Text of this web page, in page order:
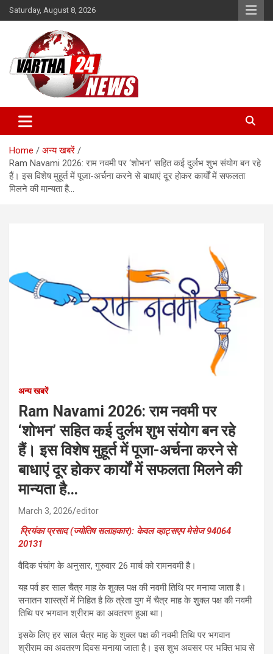
Skip
to
Saturday, August 8, 2026
Vartha 24
Home
अन्य खबरें
Ram Navami 2026: राम नवमी पर ‘शोभन’ सहित कई दुर्लभ शुभ संयोग बन रहे
हैं। इस विशेष मुहूर्त में पूजा-अर्चना करने से बाधाएं दूर होकर कार्यों में सफलता
मिलने की मान्यता है…
अन्य खबरें
Ram Navami 2026: राम नवमी पर
‘शोभन’ सहित कई दुर्लभ शुभ संयोग बन रहे
हैं। इस विशेष मुहूर्त में पूजा-अर्चना करने से
बाधाएं दूर होकर कार्यों में सफलता मिलने की
मान्यता है…
March 3, 2026 editor
प्रियंका प्रसाद (ज्योतिष सलाहकार): केवल व्हाट्सएप मेसेज 94064
20131
वैदिक पंचांग के अनुसार, गुरुवार 26 मार्च को रामनवमी है।
यह पर्व हर साल चैत्र माह के शुक्ल पक्ष की नवमी तिथि पर मनाया जाता है।
सनातन शास्त्रों में निहित है कि त्रेता युग में चैत्र माह के शुक्ल पक्ष की नवमी
तिथि पर भगवान श्रीराम का अवतरण हुआ था।
इसके लिए हर साल चैत्र माह के शुक्ल पक्ष की नवमी तिथि पर भगवान
श्रीराम का अवतरण दिवस मनाया जाता है। इस शुभ अवसर पर भक्ति भाव से